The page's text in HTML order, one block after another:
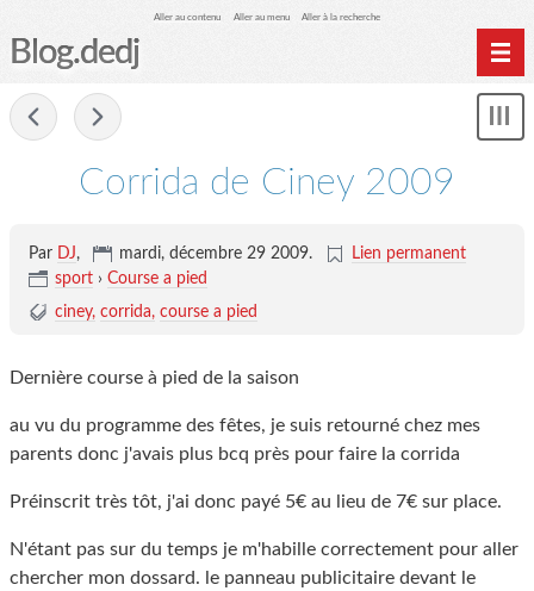
Aller au contenu Aller au menu Aller à la recherche
Blog.dedj
Corrida de Ciney 2009
Par DJ, mardi, décembre 29 2009.
Lien permanent
sport › Course a pied
ciney corrida course a pied
Dernière course à pied de la saison
au vu du programme des fêtes, je suis retourné chez mes
parents donc j'avais plus bcq près pour faire la corrida
Préinscrit très tôt, j'ai donc payé 5€ au lieu de 7€ sur place.
N'étant pas sur du temps je m'habille correctement pour aller
chercher mon dossard. le panneau publicitaire devant le